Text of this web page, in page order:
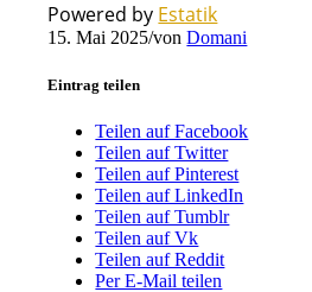
Powered by Estatik
15. Mai 2025/vonDomani
Eintrag teilen
Teilen auf Facebook
Teilen auf Twitter
Teilen auf Pinterest
Teilen auf LinkedIn
Teilen auf Tumblr
Teilen auf Vk
Teilen auf Reddit
Per E-Mail teilen